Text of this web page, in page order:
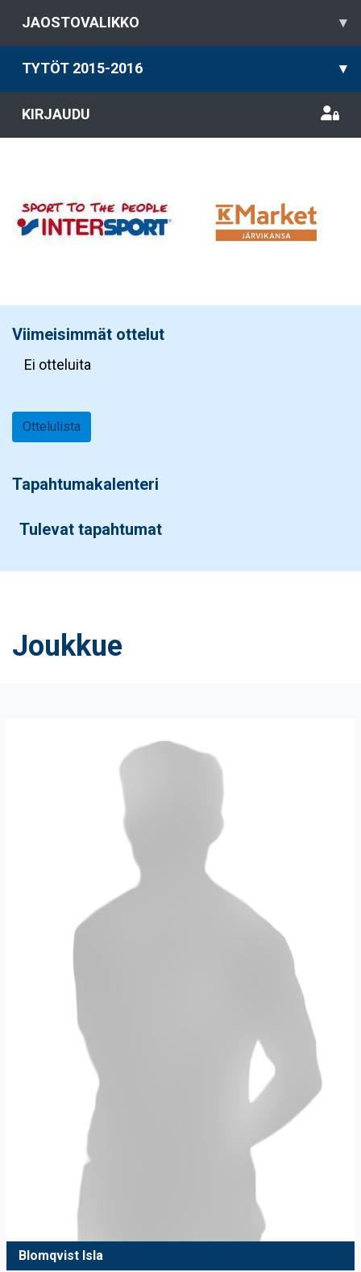
JAOSTOVALIKKO ▾
TYTÖT 2015-2016 ▾
KIRJAUDU
Viimeisimmät ottelut
Ei otteluita
Ottelulista
Tapahtumakalenteri
Tulevat tapahtumat
Joukkue
Blomqvist Isla